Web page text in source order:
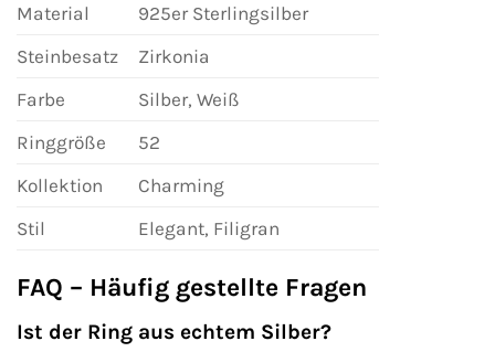
Material
925er Sterlingsilber
Steinbesatz
Zirkonia
Farbe
Silber, Weiß
Ringgröße
52
Kollektion
Charming
Stil
Elegant, Filigran
FAQ – Häufig gestellte Fragen
Ist der Ring aus echtem Silber?